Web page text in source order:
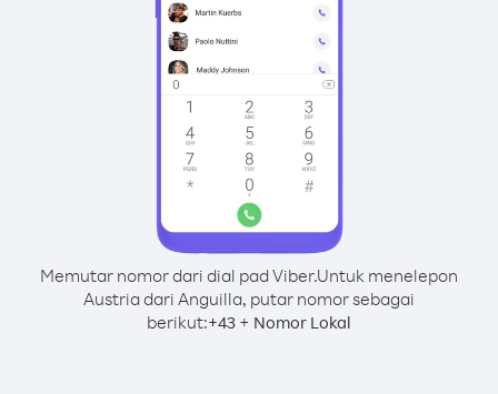
Memutar nomor dari dial pad Viber.Untuk menelepon
Austria dari Anguilla, putar nomor sebagai
berikut:+43 + Nomor Lokal